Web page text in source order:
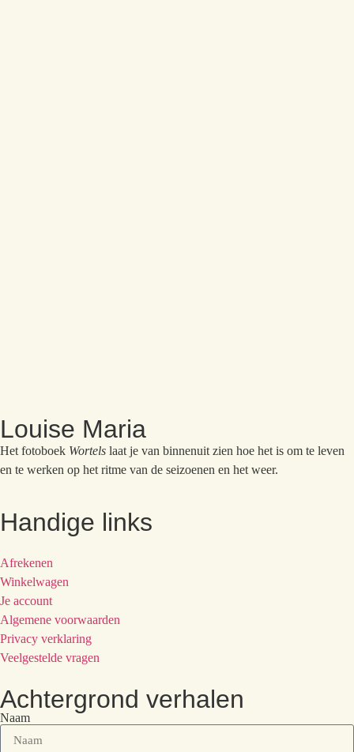
Louise Maria
Het fotoboek Wortels laat je van binnenuit zien hoe het is om te leven
en te werken op het ritme van de seizoenen en het weer.
Handige links
Afrekenen
Winkelwagen
Je account
Algemene voorwaarden
Privacy verklaring
Veelgestelde vragen
Achtergrond verhalen
Naam